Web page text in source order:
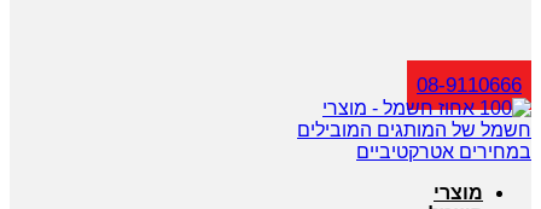
חיפוש
08-9110666
מוצרי